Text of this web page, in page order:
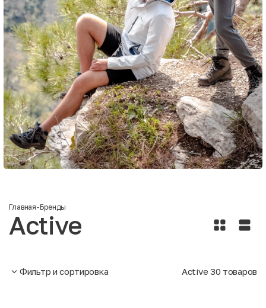
Главная-Бренды
Active
Фильтр и сортировка Active 30 товаров